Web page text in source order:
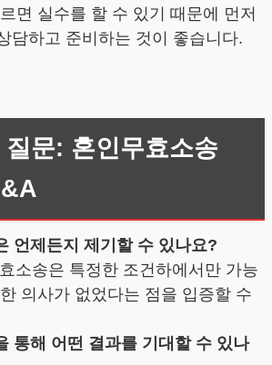
면 실수를 할 수 있기 때문에 먼저
담하고 준비하는 것이 좋습니다.
문: 혼인무효소송
언제든지 제기할 수 있나요?
소송은 특정한 조건하에서만 가능
의사가 없었다는 점을 입증할 수
통해 어떤 결과를 기대할 수 있나